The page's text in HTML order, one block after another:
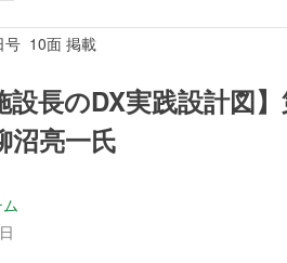
号 10面 掲載
設長のDX実践設計図
沼亮一氏